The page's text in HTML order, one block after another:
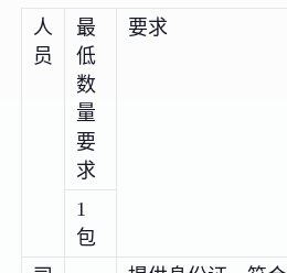
人
员
最
低
数
量
要
求
要求
1
包